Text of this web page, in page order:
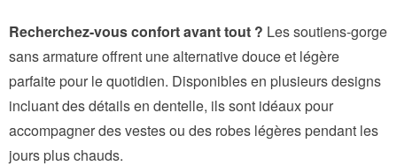
Recherchez-vous confort avant tout ? Les soutiens-gorge
sans armature offrent une alternative douce et légère
parfaite pour le quotidien. Disponibles en plusieurs designs
incluant des détails en dentelle, ils sont idéaux pour
accompagner des vestes ou des robes légères pendant les
jours plus chauds.